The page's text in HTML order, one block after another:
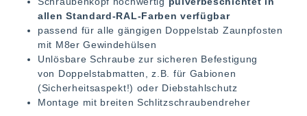
allen Standard-RAL-Farben verfügbar
passend für alle gängigen Doppelstab Zaunpfosten
mit M8er Gewindehülsen
Unlösbare Schraube zur sicheren Befestigung
von Doppelstabmatten, z.B. für Gabionen
(Sicherheitsaspekt!) oder Diebstahlschutz
Montage mit breiten Schlitzschraubendreher